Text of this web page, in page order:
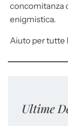
concomitanza
enigmistica.
Aiuto per tutte
Ultime